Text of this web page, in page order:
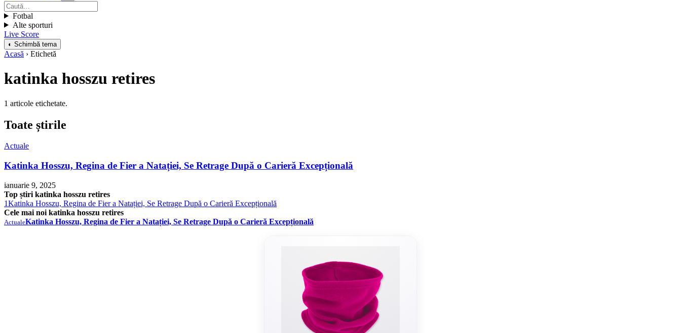
Fotbal
Alte sporturi
Live Score
◐ Schimbă tema
Acasă › Etichetă
katinka hosszu retires
1 articole etichetate.
Toate știrile
Actuale
Katinka Hosszu, Regina de Fier a Natației, Se Retrage După o Carieră Excepțională
ianuarie 9, 2025
Top știri katinka hosszu retires
1Katinka Hosszu, Regina de Fier a Natației, Se Retrage După o Carieră Excepțională
Cele mai noi katinka hosszu retires
ActualeKatinka Hosszu, Regina de Fier a Natației, Se Retrage După o Carieră Excepțională